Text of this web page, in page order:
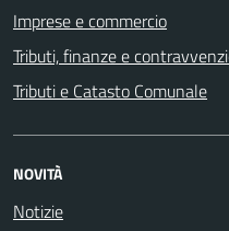
Imprese e commercio
Tributi, finanze e
Tributi e Catasto Comunale
NOVITÀ
Notizie